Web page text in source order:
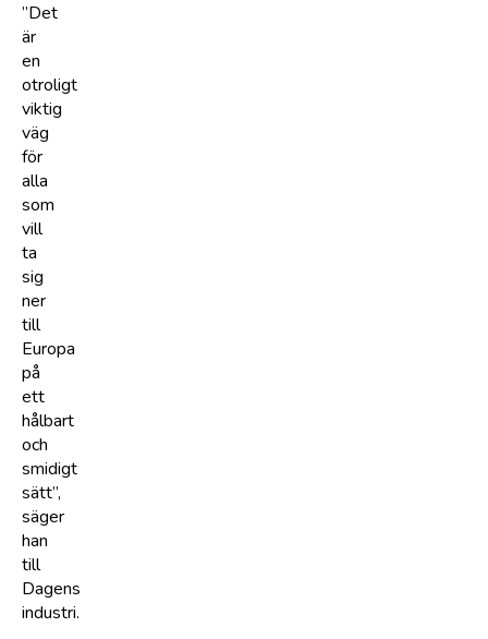
”Det
är
en
otroligt
viktig
väg
för
alla
som
vill
ta
sig
ner
till
Europa
på
ett
hålbart
och
smidigt
sätt”,
säger
han
till
Dagens
industri.